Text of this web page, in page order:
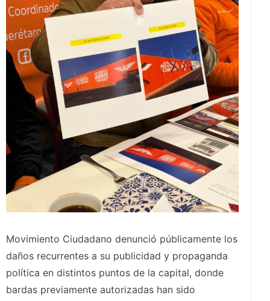
Movimiento Ciudadano denunció públicamente los
daños recurrentes a su publicidad y propaganda
política en distintos puntos de la capital, donde
bardas previamente autorizadas han sido